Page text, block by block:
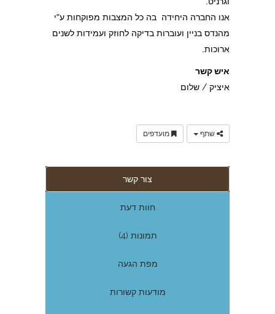
אנו החברה היחידה בה כל המצבות מפוקחות ע"י
מהנדס בניין ועוברות בדיקה לחוזק ועמידות לשנים
ארוכות.
איש קשר
איציק / שלום
שתף מועדפים
צור קשר
חוות דעת
תמונות (4)
מפת הגעה
מודעות קשורות